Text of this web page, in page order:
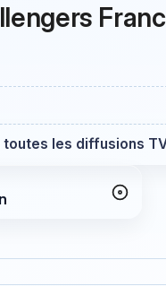
toutes les diffusions